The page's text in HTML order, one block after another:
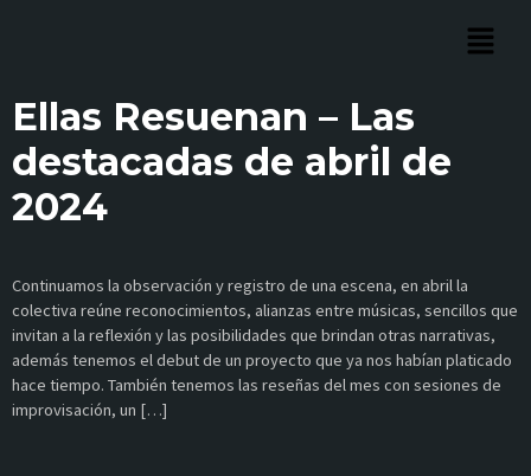
Ellas Resuenan – Las
destacadas de abril de
2024
Continuamos la observación y registro de una escena, en abril la
colectiva reúne reconocimientos, alianzas entre músicas, sencillos que
invitan a la reflexión y las posibilidades que brindan otras narrativas,
además tenemos el debut de un proyecto que ya nos habían platicado
hace tiempo. También tenemos las reseñas del mes con sesiones de
improvisación, un […]